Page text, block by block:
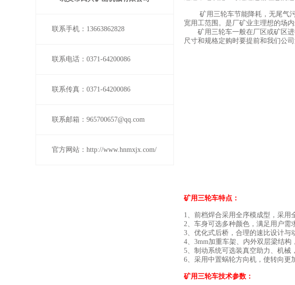
联系手机：13663862828
联系电话：0371-64200086
联系传真：0371-64200086
联系邮箱：965700657@qq.com
官方网站：http://www.hnmxjx.com/
矿用三轮车节能降耗，无尾气污
宽用工范围。是厂矿业主理想的场
矿用三轮车一般在厂区或矿区进
尺寸和规格定购时要提前和我们公
矿用三轮车特点：
1、前档焊合采用全序模成型，采
2、车身可选多种颜色，满足用户需
3、优化式后桥，合理的速比设计与
4、3mm加重车架、内外双层梁结构
5、制动系统可选装真空助力、机械
6、采用中置蜗轮方向机，使转向更
矿用三轮车技术参数：